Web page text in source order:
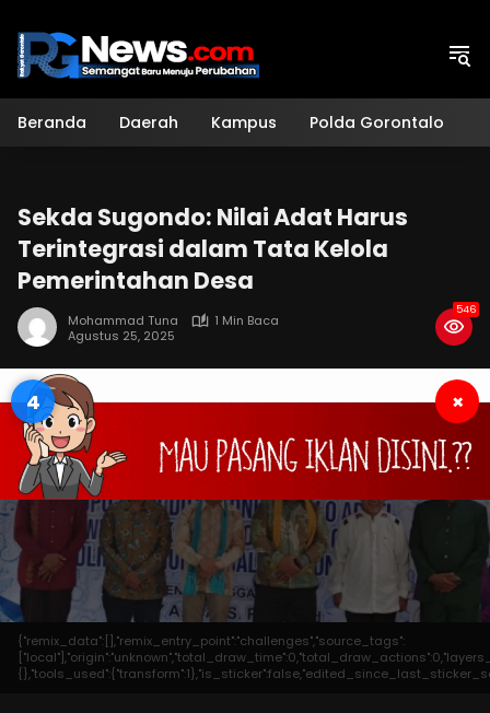
konten
Beranda Daerah Kampus Polda Gorontalo
Sekda Sugondo: Nilai Adat Harus
Terintegrasi dalam Tata Kelola
Pemerintahan Desa
Mohammad Tuna
1 Min Baca
Agustus 25, 2025
546
3 ×
{"remix_data":[],"remix_entry_point":"challenges","source_tags":